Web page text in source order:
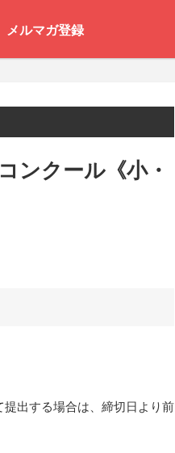
メルマガ登録
ンクール《小・
出する場合は、締切日より前